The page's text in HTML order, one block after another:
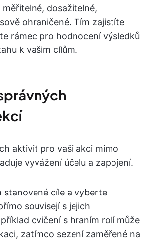
dosažitelné,
ohraničené. Tím zajistíte
rámec pro hodnocení výsledků
k vašim cílům.
aktivit pro vaši akci mimo
vyvážení účelu a zapojení.
stanovené cíle a vyberte
souvisejí s jejich
cvičení s hraním rolí může
zatímco sezení zaměřené na